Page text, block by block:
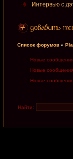
Интервью с
Список форумов »
Новые сообщения
Новые
Новые
Найти: